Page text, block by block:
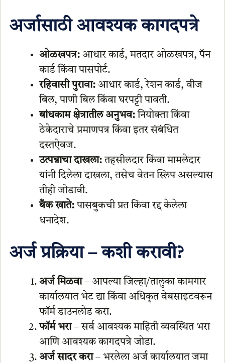
अर्जासाठी आवश्यक कागदपत्रे
ओळखपत्र:आधार कार्ड, मतदार ओळखपत्र, पॅन
कार्ड किंवा पासपोर्ट.
रहिवासी पुरावा:आधार कार्ड, रेशन कार्ड, वीज
बिल, पाणी बिल किंवा घरपट्टी पावती.
बांधकाम क्षेत्रातील अनुभव:नियोक्ता किंवा
ठेकेदाराचे प्रमाणपत्र किंवा इतर संबंधित
दस्तऐवज.
उत्पन्नाचा दाखला:तहसीलदार किंवा मामलेदार
यांनी दिलेला दाखला, तसेच वेतन स्लिप असल्यास
तीही जोडावी.
बँक खाते:पासबुकची प्रत किंवा रद्द केलेला
धनादेश.
अर्ज प्रक्रिया – कशी करावी?
अर्ज मिळवा– आपल्या जिल्हा/तालुका कामगार
कार्यालयात भेट द्या किंवा अधिकृत वेबसाइटवरून
फॉर्म डाउनलोड करा.
फॉर्म भरा– सर्व आवश्यक माहिती व्यवस्थित भरा
आणि आवश्यक कागदपत्रे जोडा.
अर्ज सादर करा– भरलेला अर्ज कार्यालयात जमा